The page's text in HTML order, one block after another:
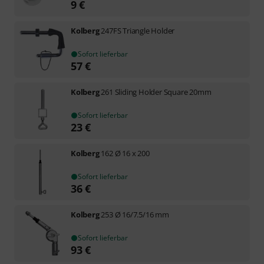
9€
Kolberg247FS Triangle Holder
Sofort lieferbar
57€
Kolberg261 Sliding Holder Square 20mm
Sofort lieferbar
23€
Kolberg162 Ø 16 x 200
Sofort lieferbar
36€
Kolberg253 Ø 16/7.5/16 mm
Sofort lieferbar
93€